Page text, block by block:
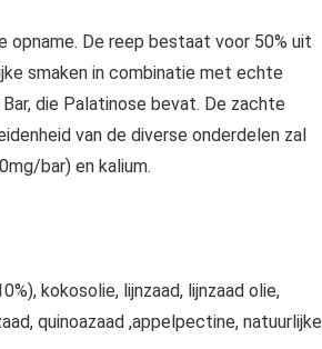
opname. De reep bestaat voor 50% uit
smaken in combinatie met echte
die Palatinose bevat. De zachte
van de diverse onderdelen zal
bar) en kalium.
kokosolie, lijnzaad, lijnzaad olie,
quinoazaad ,appelpectine, natuurlijke